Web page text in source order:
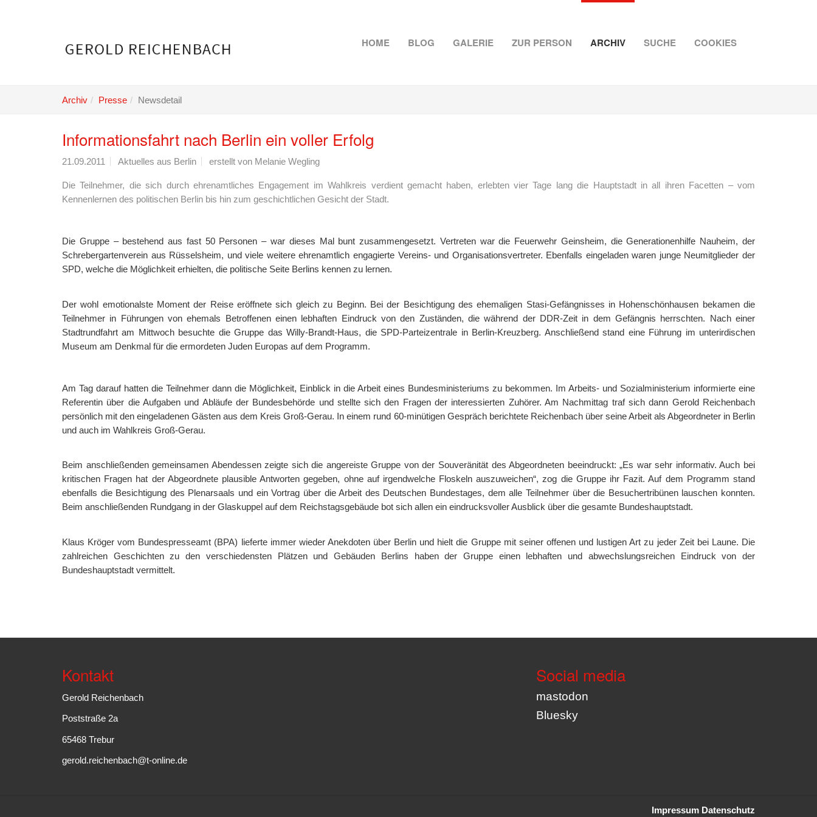
HOME BLOG GALERIE ZUR PERSON ARCHIV SUCHE COOKIES
Archiv Presse Newsdetail
Informationsfahrt nach Berlin ein voller Erfolg
21.09.2011 Aktuelles aus Berlin erstellt von Melanie Wegling
Die Teilnehmer, die sich durch ehrenamtliches Engagement im Wahlkreis verdient gemacht haben, erlebten vier Tage lang die Hauptstadt in all ihren Facetten – vom
Kennenlernen des politischen Berlin bis hin zum geschichtlichen Gesicht der Stadt.
Die Gruppe – bestehend aus fast 50 Personen – war dieses Mal bunt zusammengesetzt. Vertreten war die Feuerwehr Geinsheim, die Generationenhilfe Nauheim, der
Schrebergartenverein aus Rüsselsheim, und viele weitere ehrenamtlich engagierte Vereins- und Organisationsvertreter. Ebenfalls eingeladen waren junge Neumitglieder der
SPD, welche die Möglichkeit erhielten, die politische Seite Berlins kennen zu lernen.
Der wohl emotionalste Moment der Reise eröffnete sich gleich zu Beginn. Bei der Besichtigung des ehemaligen Stasi-Gefängnisses in Hohenschönhausen bekamen die
Teilnehmer in Führungen von ehemals Betroffenen einen lebhaften Eindruck von den Zuständen, die während der DDR-Zeit in dem Gefängnis herrschten. Nach einer
Stadtrundfahrt am Mittwoch besuchte die Gruppe das Willy-Brandt-Haus, die SPD-Parteizentrale in Berlin-Kreuzberg. Anschließend stand eine Führung im unterirdischen
Museum am Denkmal für die ermordeten Juden Europas auf dem Programm.
Am Tag darauf hatten die Teilnehmer dann die Möglichkeit, Einblick in die Arbeit eines Bundesministeriums zu bekommen. Im Arbeits- und Sozialministerium informierte eine
Referentin über die Aufgaben und Abläufe der Bundesbehörde und stellte sich den Fragen der interessierten Zuhörer. Am Nachmittag traf sich dann Gerold Reichenbach
persönlich mit den eingeladenen Gästen aus dem Kreis Groß-Gerau. In einem rund 60-minütigen Gespräch berichtete Reichenbach über seine Arbeit als Abgeordneter in Berlin
und auch im Wahlkreis Groß-Gerau.
Beim anschließenden gemeinsamen Abendessen zeigte sich die angereiste Gruppe von der Souveränität des Abgeordneten beeindruckt: „Es war sehr informativ. Auch bei
kritischen Fragen hat der Abgeordnete plausible Antworten gegeben, ohne auf irgendwelche Floskeln auszuweichen“, zog die Gruppe ihr Fazit. Auf dem Programm stand
ebenfalls die Besichtigung des Plenarsaals und ein Vortrag über die Arbeit des Deutschen Bundestages, dem alle Teilnehmer über die Besuchertribünen lauschen konnten.
Beim anschließenden Rundgang in der Glaskuppel auf dem Reichstagsgebäude bot sich allen ein eindrucksvoller Ausblick über die gesamte Bundeshauptstadt.
Klaus Kröger vom Bundespresseamt (BPA) lieferte immer wieder Anekdoten über Berlin und hielt die Gruppe mit seiner offenen und lustigen Art zu jeder Zeit bei Laune. Die
zahlreichen Geschichten zu den verschiedensten Plätzen und Gebäuden Berlins haben der Gruppe einen lebhaften und abwechslungsreichen Eindruck von der
Bundeshauptstadt vermittelt.
Kontakt
Gerold Reichenbach
Poststraße 2a
65468 Trebur
gerold.reichenbach@t-online.de
Social media
mastodon
Bluesky
Impressum Datenschutz